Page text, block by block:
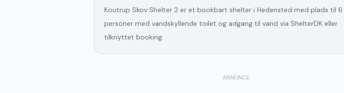
Koutrup Skov Shelter 2 er et bookbart shelter i Hedensted med plads til 6
personer med vandskyllende toilet og adgang til vand via ShelterDK eller
tilknyttet booking.
ANNONCE